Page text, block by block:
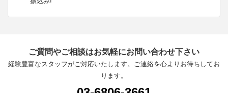
ご質問やご相談はお気軽にお問い合わせ下さい
経験豊富なスタッフがご対応いたします。ご連絡を心よりお待ちしてお
ります。